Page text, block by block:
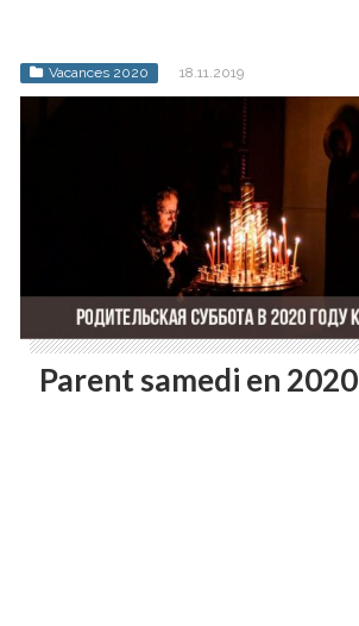
Vacances 2020 18.11.2019
Parent samedi en 2020